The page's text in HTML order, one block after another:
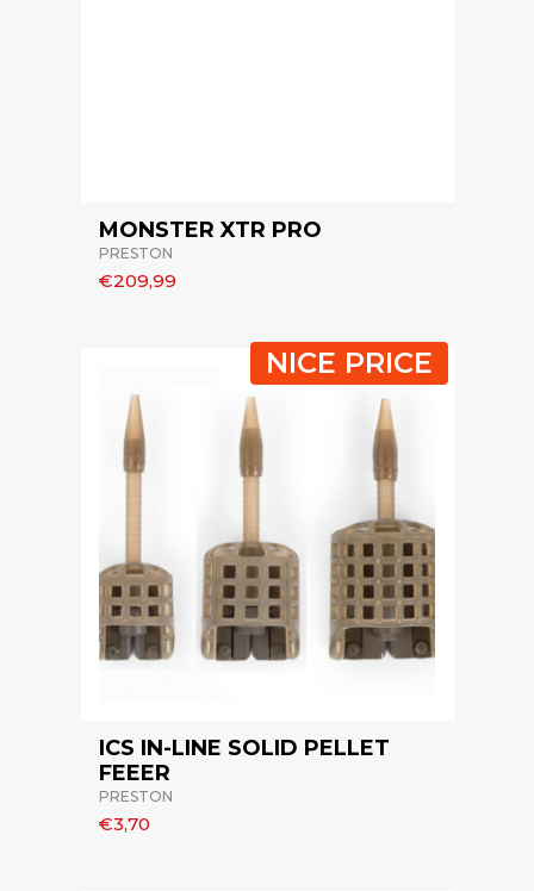
MONSTER XTR PRO
PRESTON
€209,99
NICE PRICE
ICS IN-LINE SOLID PELLET
FEEER
PRESTON
€3,70